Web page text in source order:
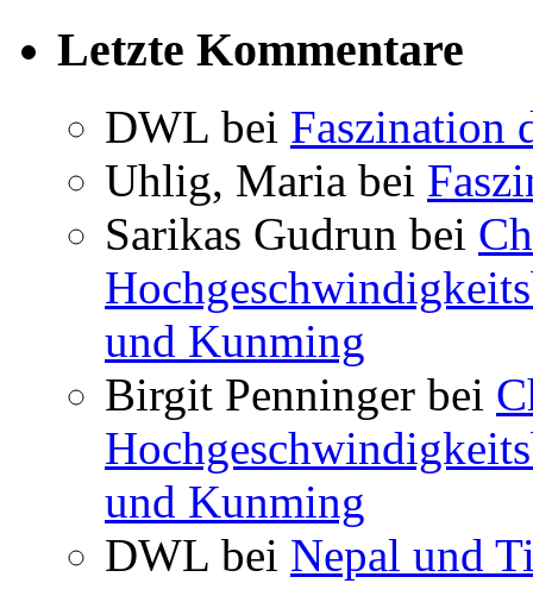
Letzte Kommentare
DWL bei Faszination
Uhlig, Maria bei
Sarikas Gudrun bei
und Kunming
Birgit Penninger bei
und Kunming
DWL bei Nepal und